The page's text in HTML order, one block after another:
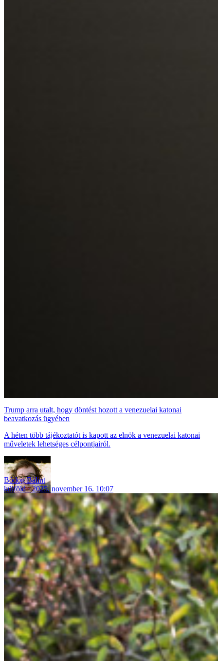
Trump arra utalt, hogy döntést hozott a venezuelai katonai
beavatkozás ügyében
A héten több tájékoztatót is kapott az elnök a venezuelai katonai
műveletek lehetséges célpontjairól.
Bódog Bálint
külföld
2025. november 16. 10:07